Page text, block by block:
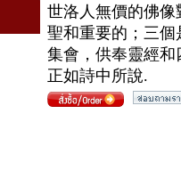
世洛人無價的佛
聖和重要的；三
集會，供奉靈經和
正如詩中所說.